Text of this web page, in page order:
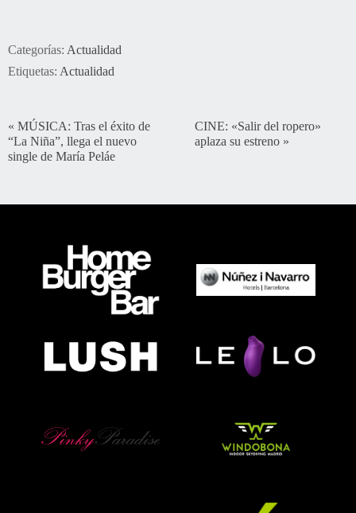
Categorías: Actualidad
Etiquetas: Actualidad
« MÚSICA: Tras el éxito de
“La Niña”, llega el nuevo
single de María Peláe
CINE: «Salir del ropero»
aplaza su estreno »